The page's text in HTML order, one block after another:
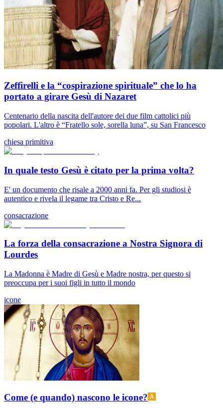
Zeffirelli e la “cospirazione spirituale” che lo ha
portato a girare Gesù di Nazaret
Centenario della nascita dell'autore dei due film cattolici più
popolari. L'altro è “Fratello sole, sorella luna”, su San Francesco
chiesa primitiva
In quale testo Gesù è citato per la prima volta?
E' un documento che risale a 2000 anni fa. Per gli studiosi è
autentico e rivela il legame tra Cristo e Re...
consacrazione
La forza della consacrazione a Nostra Signora di
Lourdes
La Madonna è Madre di Gesù e Madre nostra, per questo si
preoccupa per i suoi figli in tutto il mondo
icone
Come (e quando) nascono le icone?